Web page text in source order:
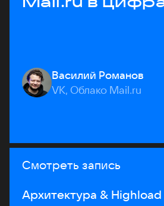
Василий Романов
VK, Облако Mail.ru
Смотреть запись
Архитектура & Highload